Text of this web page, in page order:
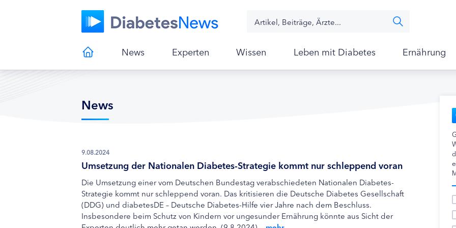
News Experten Wissen Leben mit Diabetes Ernährung
News
9.08.2024
Umsetzung der Nationalen Diabetes-Strategie kommt nur schleppend voran
Die Umsetzung einer vom Deutschen Bundestag verabschiedeten Nationalen Diabetes-
Strategie kommt nur schleppend voran. Das kritisieren die Deutsche Diabetes Gesellschaft
(DDG) und diabetesDE – Deutsche Diabetes-Hilfe vier Jahre nach dem Beschluss.
Insbesondere beim Schutz von Kindern vor ungesunder Ernährung könnte aus Sicht der